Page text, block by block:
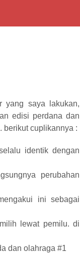
yang saya lakukan,
edisi perdana dan
berikut cuplikannya :
identik dengan
perubahan
ini sebagai
lewat pemilu. di
dan olahraga #1